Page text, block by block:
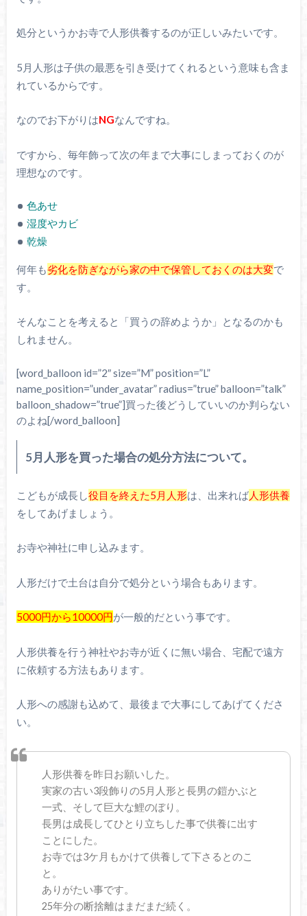
処分というかお寺で人形供養するのが正しいみたいです。
5月人形は子供の最悪を引き受けてくれるという意味も含ま
れているからです。
なのでお下がりはNGなんですね。
ですから、毎年飾って次の年まで大事にしまっておくのが
理想なのです。
色あせ
湿度やカビ
乾燥
何年も劣化を防ぎながら家の中で保管しておくのは大変で
す。
そんなことを考えると「買うの辞めようか」となるのかも
しれません。
[word_balloon id=”2″ size=”M” position=”L”
name_position=”under_avatar” radius=”true” balloon=”talk”
balloon_shadow=”true”]買った後どうしていいのか判らない
のよね[/word_balloon]
5月人形を買った場合の処分方法について。
こどもが成長し役目を終えた5月人形は、出来れば人形供養
をしてあげましょう。
お寺や神社に申し込みます。
人形だけで土台は自分で処分という場合もあります。
5000円から10000円が一般的だという事です。
人形供養を行う神社やお寺が近くに無い場合、宅配で遠方
に依頼する方法もあります。
人形への感謝も込めて、最後まで大事にしてあげてくださ
い。
人形供養を昨日お願いした。
実家の古い3段飾りの5月人形と長男の鎧かぶと
一式、そして巨大な鯉のぼり。
長男は成長してひとり立ちした事で供養に出す
ことにした。
お寺では3ケ月もかけて供養して下さるとのこ
と。
ありがたい事です。
25年分の断捨離はまだまだ続く。